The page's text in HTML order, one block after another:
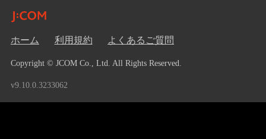
ホーム 利用規約 よくあるご質問
Copyright © JCOM Co., Ltd. All Rights Reserved.
v9.10.0.3233062